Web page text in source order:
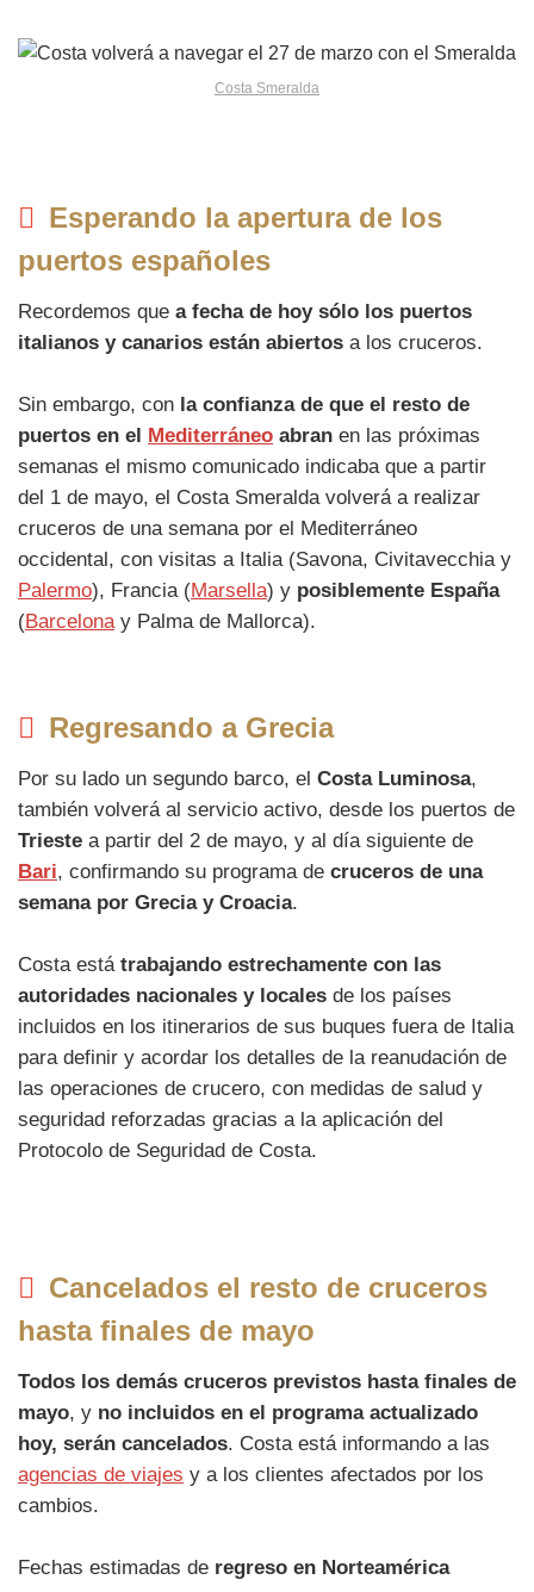
Costa Smeralda
Esperando la apertura de los
puertos españoles
Recordemos que a fecha de hoy sólo los puertos
italianos y canarios están abiertos a los cruceros.
Sin embargo, con la confianza de que el resto de
puertos en el Mediterráneo abran en las próximas
semanas el mismo comunicado indicaba que a partir
del 1 de mayo, el Costa Smeralda volverá a realizar
cruceros de una semana por el Mediterráneo
occidental, con visitas a Italia (Savona, Civitavecchia y
Palermo), Francia (Marsella) y posiblemente España
(Barcelonay Palma de Mallorca).
Regresando a Grecia
Por su lado un segundo barco, el Costa Luminosa,
también volverá al servicio activo, desde los puertos de
Trieste a partir del 2 de mayo, y al día siguiente de
Bari, confirmando su programa de cruceros de una
semana por Grecia y Croacia.
Costa está trabajando estrechamente con las
autoridades nacionales y locales de los países
incluidos en los itinerarios de sus buques fuera de Italia
para definir y acordar los detalles de la reanudación de
las operaciones de crucero, con medidas de salud y
seguridad reforzadas gracias a la aplicación del
Protocolo de Seguridad de Costa.
Cancelados el resto de cruceros
hasta finales de mayo
Todos los demás cruceros previstos hasta finales de
mayo, y no incluidos en el programa actualizado
hoy, serán cancelados. Costa está informando a las
agencias de viajes y a los clientes afectados por los
cambios.
Fechas estimadas de regreso en Norteamérica